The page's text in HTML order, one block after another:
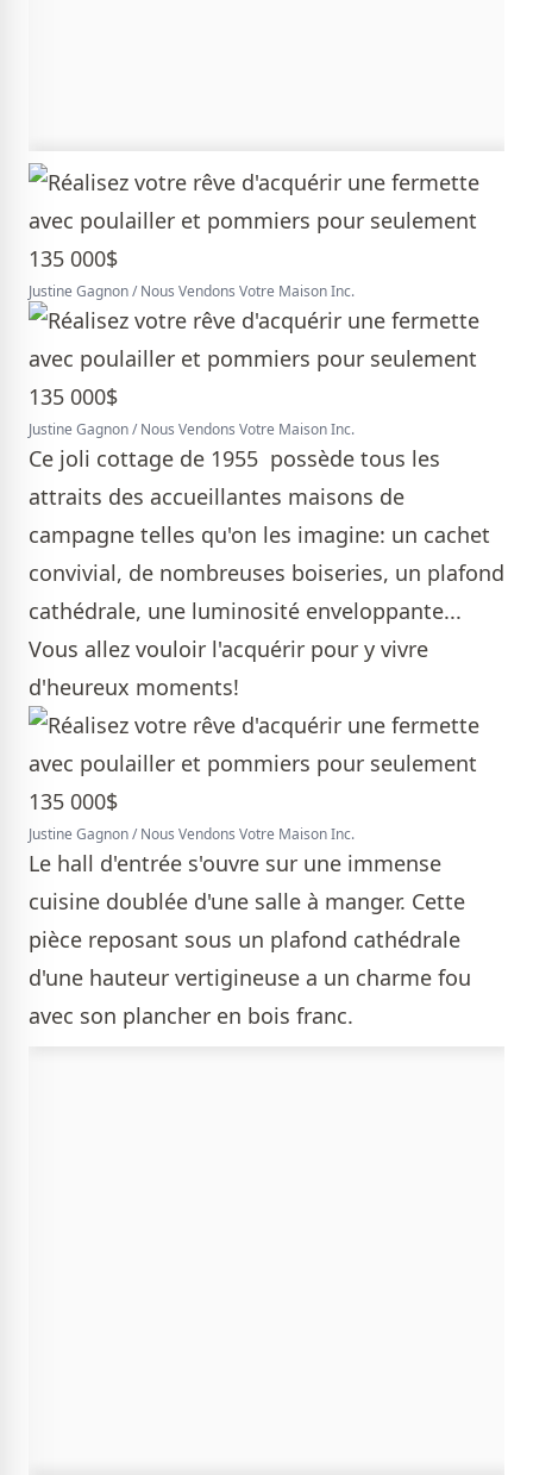
Justine Gagnon / Nous Vendons Votre Maison Inc.
Justine Gagnon / Nous Vendons Votre Maison Inc.
Ce joli cottage de 1955 possède tous les
attraits des accueillantes maisons de
campagne telles qu'on les imagine: un cachet
convivial, de nombreuses boiseries, un plafond
cathédrale, une luminosité enveloppante...
Vous allez vouloir l'acquérir pour y vivre
d'heureux moments!
Justine Gagnon / Nous Vendons Votre Maison Inc.
Le hall d'entrée s'ouvre sur une immense
cuisine doublée d'une salle à manger. Cette
pièce reposant sous un plafond cathédrale
d'une hauteur vertigineuse a un charme fou
avec son plancher en bois franc.